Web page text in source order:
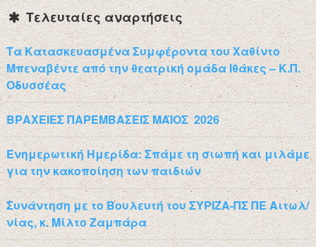
Τελευταίες αναρτήσεις
Τα Κατασκευασμένα Συμφέροντα του Χαθίντο
Μπεναβέντε από την θεατρική ομάδα Ιθάκες – Κ.Π.
Οδυσσέας
ΒΡΑΧΕΙΕΣ ΠΑΡΕΜΒΑΣΕΙΣ ΜΑΪΟΣ 2026
Ενημερωτική Ημερίδα: Σπάμε τη σιωπή και μιλάμε
για την κακοποίηση των παιδιών
Συνάντηση με το Βουλευτή του ΣΥΡΙΖΑ-ΠΣ ΠΕ Αιτωλ/
νίας, κ. Μίλτο Ζαμπάρα